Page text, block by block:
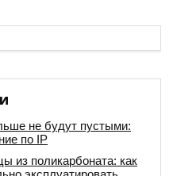
не будут пустыми:
по IP
из поликарбоната: как